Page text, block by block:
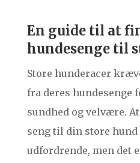
En guide til at
hundesenge til
Store hunderacer
fra deres hundesenge
sundhed og velvære.
seng til din store
udfordrende, men det